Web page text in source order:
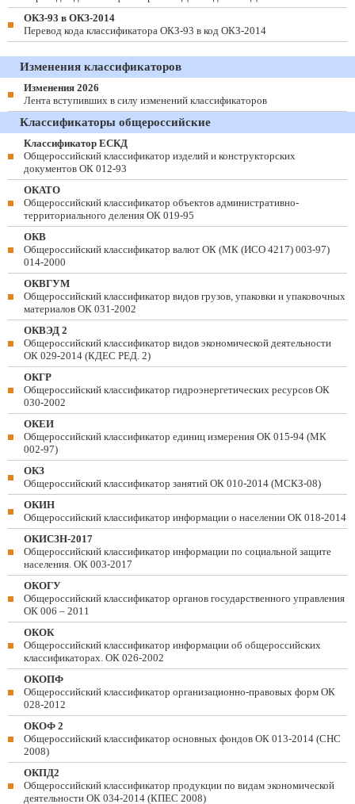
ОКЗ-93 в ОКЗ-2014
Перевод кода классификатора ОКЗ-93 в код ОКЗ-2014
Изменения классификаторов
Изменения 2026
Лента вступивших в силу изменений классификаторов
Классификаторы общероссийские
Классификатор ЕСКД
Общероссийский классификатор изделий и конструкторских
документов ОК 012-93
ОКАТО
Общероссийский классификатор объектов административно-
территориального деления ОК 019-95
ОКВ
Общероссийский классификатор валют ОК (МК (ИСО 4217) 003-97)
014-2000
ОКВГУМ
Общероссийский классификатор видов грузов, упаковки и упаковочных
материалов ОК 031-2002
ОКВЭД 2
Общероссийский классификатор видов экономической деятельности
ОК 029-2014 (КДЕС РЕД. 2)
ОКГР
Общероссийский классификатор гидроэнергетических ресурсов ОК
030-2002
ОКЕИ
Общероссийский классификатор единиц измерения ОК 015-94 (МК
002-97)
ОКЗ
Общероссийский классификатор занятий ОК 010-2014 (МСКЗ-08)
ОКИН
Общероссийский классификатор информации о населении ОК 018-2014
ОКИСЗН-2017
Общероссийский классификатор информации по социальной защите
населения. ОК 003-2017
ОКОГУ
Общероссийский классификатор органов государственного управления
ОК 006 – 2011
ОКОК
Общероссийский классификатор информации об общероссийских
классификаторах. ОК 026-2002
ОКОПФ
Общероссийский классификатор организационно-правовых форм ОК
028-2012
ОКОФ 2
Общероссийский классификатор основных фондов ОК 013-2014 (СНС
2008)
ОКПД2
Общероссийский классификатор продукции по видам экономической
деятельности ОК 034-2014 (КПЕС 2008)